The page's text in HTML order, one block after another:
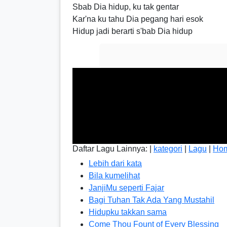
Sbab Dia hidup, ku tak gentar
Kar'na ku tahu Dia pegang hari esok
Hidup jadi berarti s'bab Dia hidup
Daftar Lagu Lainnya: | kategori Lagu
Lebih dari kata
Bila kumelihat
JanjiMu seperti Fajar
Bagi Tuhan Tak Ada Yang Mustahil
Hidupku takkan sama
Come Thou Fount of Every Blessing